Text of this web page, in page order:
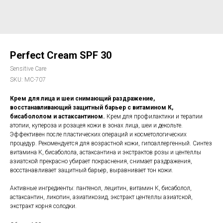
Perfect Cream SPF 30
Sensitive Care
SKU: MC-707
Крем для лица и шеи снимающий раздражение,
восстанавливающий защитный барьер с витамином К,
бисабололом и астаксантином. Крем для профилактики и терапии
атопии, купероза и розацея кожи в зонах лица, шеи и декольте.
Эффективен после пластических операций и косметологических
процедур. Рекомендуется для возрастной кожи, гипоаллергенный. Синтез
витамина К, бисаболола, астаксантина и экстрактов розы и центеллы
азиатской прекрасно убирает покраснения, снимает раздражения,
восстанавливает защитный барьер, выравнивает тон кожи.
Активные ингредиенты: пантенол, лецитин, витамин К, бисаболол,
астаксантин, ликопин, азиатикозид, экстракт центеллы азиатской,
экстракт корня солодки.